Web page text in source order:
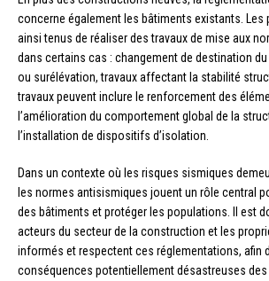
concerne également les bâtiments existants. Les
ainsi tenus de réaliser des travaux de mise aux
dans certains cas : changement de destination
ou surélévation, travaux affectant la stabilité
travaux peuvent inclure le renforcement des
l’amélioration du comportement global de la
l’installation de dispositifs d’isolation.
Dans un contexte où les risques sismiques
les normes antisismiques jouent un rôle central
des bâtiments et protéger les populations. Il est
acteurs du secteur de la construction et les
informés et respectent ces réglementations, afin
conséquences potentiellement désastreuses